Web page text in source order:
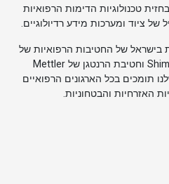
דינקו בחזית טכנולוגיות הדימות הרפואיות
ציוד ומערכות מידע רדיולוגיים.
בישראל של החטיבות הרפואיות של
וחטיבת הרנטגן של Mettler
תומכים בכל הארגונים הרפואיים
האזרחיות והבטחוניות.